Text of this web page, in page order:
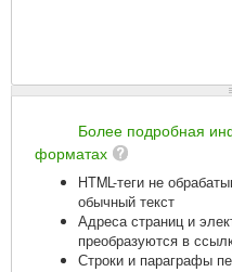
Более подробная
форматах
HTML-теги не
обычный текст
Адреса страниц и
преобразуются в
Строки и параграфы